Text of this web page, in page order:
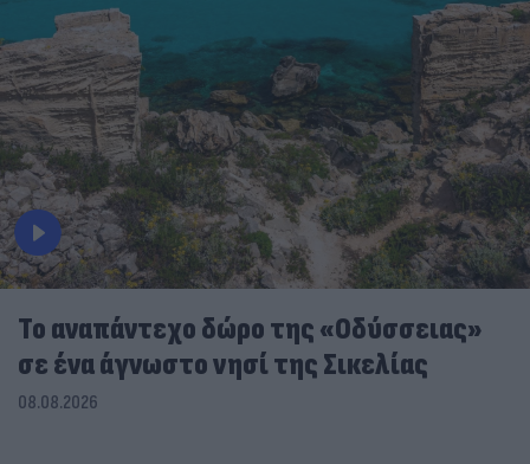
To αναπάντεχο δώρο της «Οδύσσειας»
σε ένα άγνωστο νησί της Σικελίας
08.08.2026